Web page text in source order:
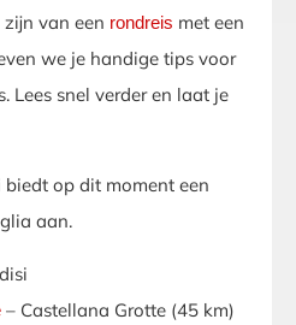
van een rondreis met een
we je handige tips voor
Lees snel verder en laat je
op dit moment een
aan.
– Castellana Grotte (45 km)